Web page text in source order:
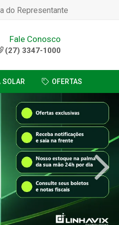
do Representante
Fale Conosco
(27) 3347-1000
SOLAR OFERTAS